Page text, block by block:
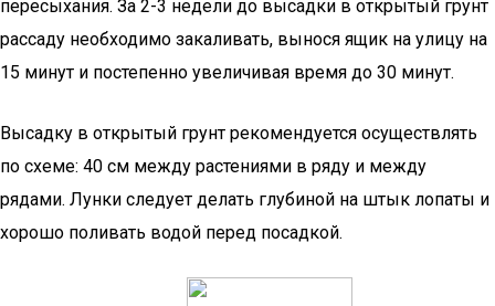
пересыхания. За 2-3 недели до высадки в открытый грунт
рассаду необходимо закаливать, вынося ящик на улицу на
15 минут и постепенно увеличивая время до 30 минут.
Высадку в открытый грунт рекомендуется осуществлять
по схеме: 40 см между растениями в ряду и между
рядами. Лунки следует делать глубиной на штык лопаты и
хорошо поливать водой перед посадкой.